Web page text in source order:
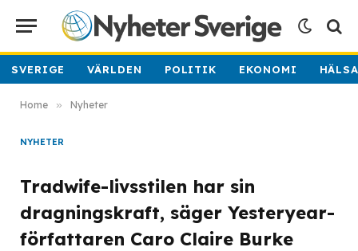
SVERIGE VÄRLDEN POLITIK EKONOMI
Home » Nyheter
NYHETER
Tradwife-livsstilen har sin
dragningskraft, säger Yesteryear-
författaren Caro Claire Burke